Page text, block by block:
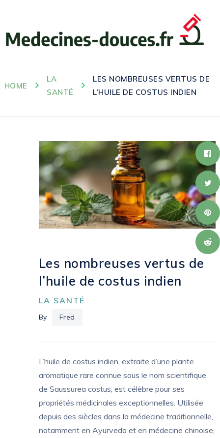
HOME
LA
SANTÉ
LES NOMBREUSES VERTUS DE
L’HUILE DE COSTUS INDIEN
Les nombreuses vertus de
l’huile de costus indien
LA SANTÉ
By Fred
L’huile de costus indien, extraite d’une plante
aromatique rare connue sous le nom scientifique
de Saussurea costus, est célèbre pour ses
propriétés médicinales exceptionnelles. Utilisée
depuis des siècles dans la médecine traditionnelle,
notamment en Ayurveda et en médecine chinoise,